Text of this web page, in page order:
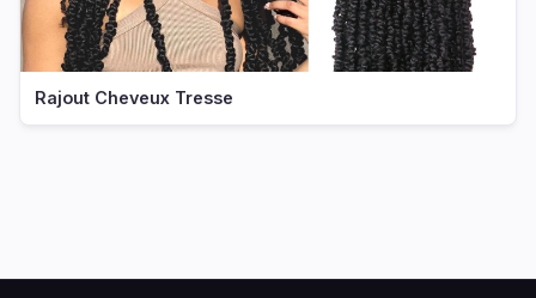
Rajout Cheveux Tresse